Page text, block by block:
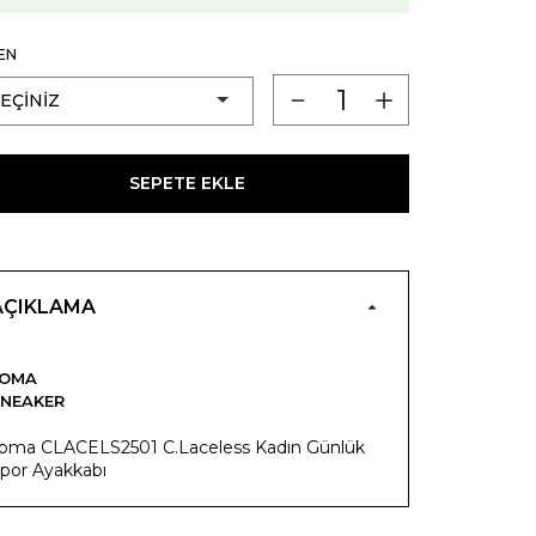
SEPETE EKLE
CLACELS2501 C.Laceless Kadın Günlük
Ayakkabı